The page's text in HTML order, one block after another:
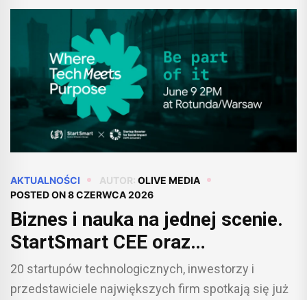
AKTUALNOŚCI AUTOR: OLIVE MEDIA
POSTED ON8 CZERWCA 2026
Biznes i nauka na jednej scenie.
StartSmart CEE oraz
Uniwersytet SWPS ogłaszają
wspólny Demo Day w Warszawie
20 startupów technologicznych, inwestorzy i
przedstawiciele największych firm spotkają się już